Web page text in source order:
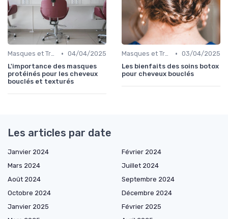
Masques et Traitements en Profondeur • 04/04/2025
L'importance des masques
protéinés pour les cheveux
bouclés et texturés
Masques et Traitements en Profondeur • 03/04/2025
Les bienfaits des soins botox
pour cheveux bouclés
Les articles par date
Janvier 2024
Février 2024
Mars 2024
Juillet 2024
Août 2024
Septembre 2024
Octobre 2024
Décembre 2024
Janvier 2025
Février 2025